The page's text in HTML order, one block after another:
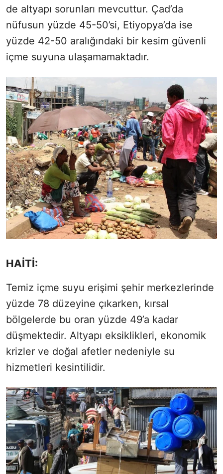
de altyapı sorunları mevcuttur. Çad’da
nüfusun yüzde 45-50’si, Etiyopya’da ise
yüzde 42-50 aralığındaki bir kesim güvenli
içme suyuna ulaşamamaktadır.
HAİTİ:
Temiz içme suyu erişimi şehir merkezlerinde
yüzde 78 düzeyine çıkarken, kırsal
bölgelerde bu oran yüzde 49’a kadar
düşmektedir. Altyapı eksiklikleri, ekonomik
krizler ve doğal afetler nedeniyle su
hizmetleri kesintilidir.